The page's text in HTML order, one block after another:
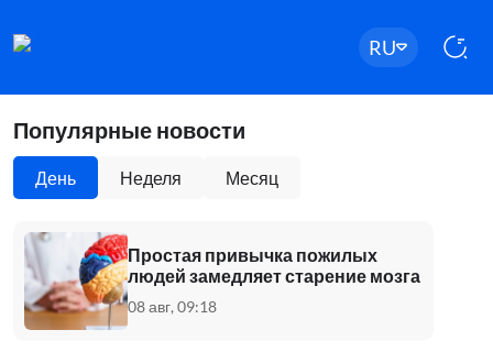
RU
Популярные новости
День Неделя Месяц
Простая привычка пожилых
людей замедляет старение мозга
08 авг, 09:18